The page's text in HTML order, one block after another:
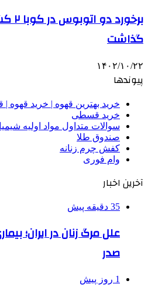
گذاشت
۱۴۰۲/۱۰/۲۲
پیوندها
خرید بهترین قهوه | خرید قهوه |
خرید قسطی
سوالات متداول مواد اولیه
صندوق طلا
کفش چرم زنانه
وام فوری
آخرین اخبار
35 دقیقه پیش
علل مرگ زنان در ایران؛
صدر
1 روز پیش